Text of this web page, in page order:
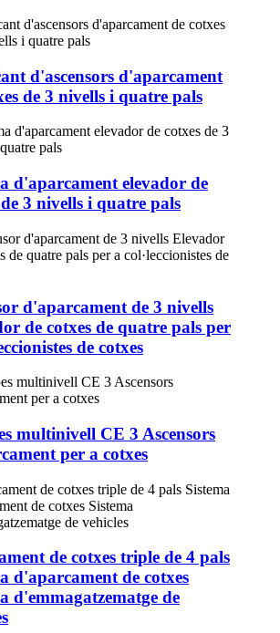
d'ascensors d'aparcament
de 3 nivells i quatre pals
d'aparcament elevador de
3 nivells i quatre pals
d'aparcament de 3 nivells
de cotxes de quatre pals per
de cotxes
multinivell CE 3 Ascensors
per a cotxes
de cotxes triple de 4 pals
d'aparcament de cotxes
d'emmagatzematge de